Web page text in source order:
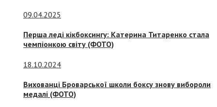
09.04.2025
Перша леді кікбоксингу: Катерина Титаренко стала
чемпіонкою світу (ФОТО)
18.10.2024
Вихованці Броварської школи боксу знову вибороли
медалі (ФОТО)